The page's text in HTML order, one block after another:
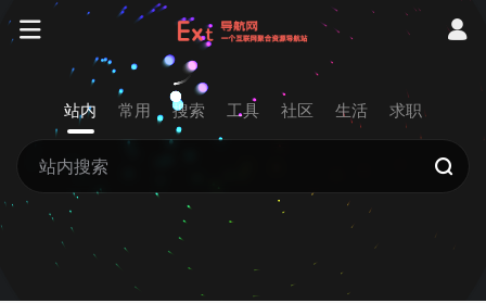
站内 常用 搜索 工具 社区 生活 求职